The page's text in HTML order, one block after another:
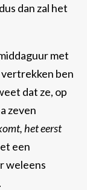
dan zal het
met
ben
dat ze, op
zeven
het eerst
een
weleens